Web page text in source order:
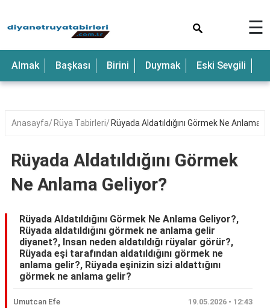
Anne
Bebek
Çocuk
Deniz
Düğün
Erkek
Eski
☰
Almak Başkası Birini Duymak Eski Sevgili
Anasayfa Rüya Tabirleri Rüyada Aldatıldığını Görmek Ne Anlama
Rüyada Aldatıldığını Görmek
Ne Anlama Geliyor?
Rüyada Aldatıldığını Görmek Ne Anlama Geliyor?,
Rüyada aldatıldığını görmek ne anlama gelir
diyanet?, Insan neden aldatıldığı rüyalar görür?,
Rüyada eşi tarafından aldatıldığını görmek ne
anlama gelir?, Rüyada eşinizin sizi aldattığını
görmek ne anlama gelir?
Umutcan Efe 19.05.2026 • 12:43